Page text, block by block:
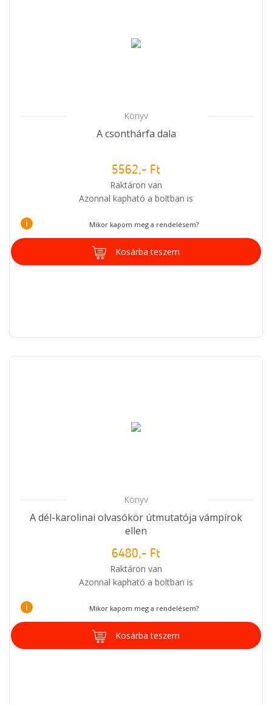
Könyv
A csonthárfa dala
5562,- Ft
Raktáron van
Azonnal kapható a boltban is
i Mikor kapom meg a rendelésem?
Kosárba teszem
Könyv
A dél-karolinai olvasókör útmutatója vámpírok
ellen
6480,- Ft
Raktáron van
Azonnal kapható a boltban is
i Mikor kapom meg a rendelésem?
Kosárba teszem